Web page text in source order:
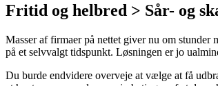
Fritid og helbred > Sår- og
Masser af firmaer på nettet giver nu om
på et selvvalgt tidspunkt. Løsningen er jo
Du burde endvidere overveje at vælge at få